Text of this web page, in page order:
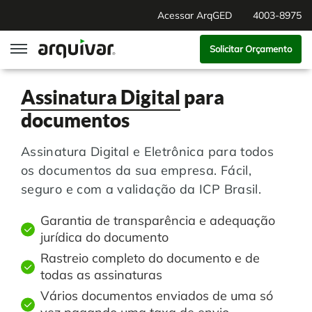
Acessar ArqGED 4003-8975
ArqSign
Soluções
Digitalização
Software para BPM
RH Digital
Agronegócio
Institucional
Sobre Nós
Solicitar Orçamento
Assinatura Digital para
documentos
Assinatura Digital e Eletrônica para todos
os documentos da sua empresa. Fácil,
seguro e com a validação da ICP Brasil.
Garantia de transparência e adequação
jurídica do documento
Rastreio completo do documento e de
todas as assinaturas
Vários documentos enviados de uma só